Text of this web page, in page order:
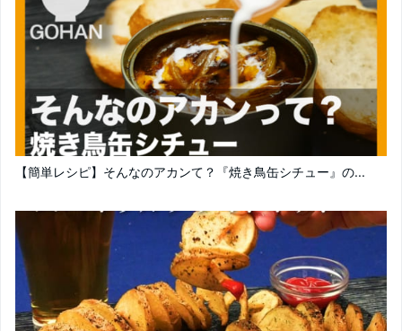
【簡単レシピ】そんなのアカンて？『焼き鳥缶シチュー』の...